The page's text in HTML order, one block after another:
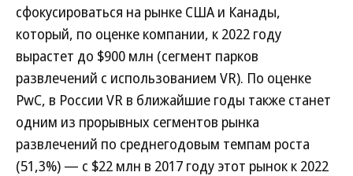
сфокусироваться на рынке США и Канады,
который, по оценке компании, к 2022 году
вырастет до $900 млн (сегмент парков
развлечений с использованием VR). По оценке
PwC, в России VR в ближайшие годы также станет
одним из прорывных сегментов рынка
развлечений по среднегодовым темпам роста
(51,3%) — с $22 млн в 2017 году этот рынок к 2022